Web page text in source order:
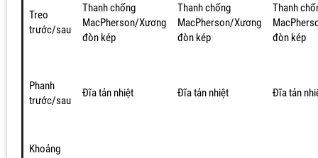
Treo
trước/sau
Thanh chống
MacPherson/Xương
đòn kép
Thanh chống
MacPherson/Xương
đòn kép
Thanh
đòn kép
Phanh
trước/sau
Đĩa tản nhiệt Đĩa tản nhiệt Đĩa tản
Khoảng